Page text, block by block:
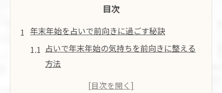
目次
年末年始を占いで前向きに過ごす秘訣
占いで年末年始の気持ちを前向きに整える
方法
年末年始を占いで乗り切るための思考転換